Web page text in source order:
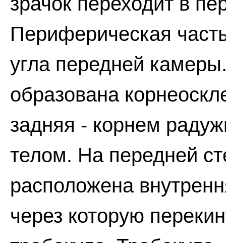
Периферическая
угла передней
образована
задняя - корнем
телом. На передней
расположена
через которую